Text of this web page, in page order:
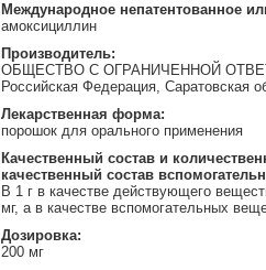
Международное непатентованное
амоксициллин
Производитель:
ОБЩЕСТВО С ОГРАНИЧЕННОЙ
Российская Федерация, Саратовская
Лекарственная форма:
порошок для орального применения
Качественный состав и
качественный состав
В 1 г в качестве действующего
мг, а в качестве вспомогательных
Дозировка:
200 мг